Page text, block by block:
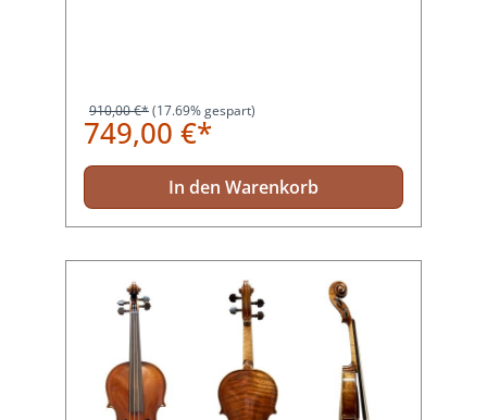
910,00 €*(17.69% gespart)
749,00 €*
In den Warenkorb